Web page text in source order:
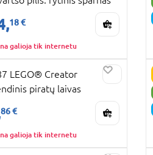
18 €
galioja tik internetu
KAINA
PREKĖ
LEGO® Creator
piratų laivas
86 €
galioja tik internetu